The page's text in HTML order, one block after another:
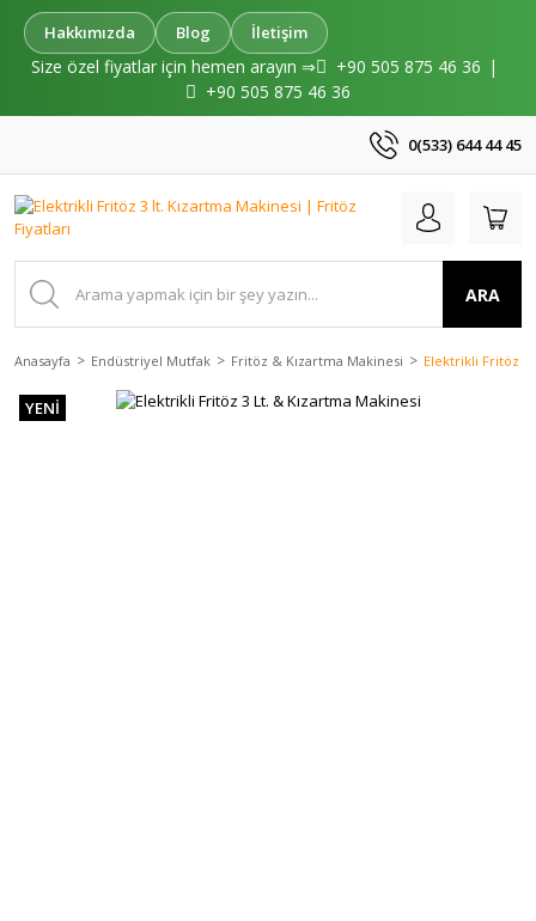
Hakkımızda Blog İletişim
Size özel fiyatlar için hemen arayın ⇒ +90 505 875 46 36 |
+90 505 875 46 36
0(533) 644 44 45
ARA
Anasayfa Endüstriyel Mutfak Fritöz & Kızartma Makinesi Elektrikli Fritöz 3
YENİ